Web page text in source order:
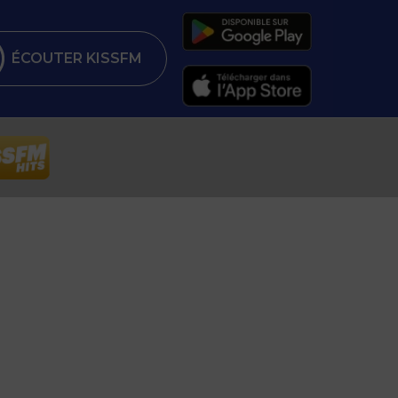
ÉCOUTER KISSFM